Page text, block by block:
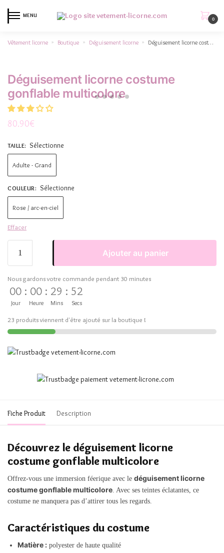
MENU
0
Vêtement licorne » Boutique » Déguisement licorne » Déguisement licorne costume gonflable multicolore
Déguisement licorne costume
gonflable multicolore
80.90€
TAILLE: Sélectionne
Adulte - Grand
COULEUR: Sélectionne
Rose / arc-en-ciel
Effacer
Ajouter au panier
Nous gardons votre commande pendant 30 minutes
00
Jour
: 00
Heure
: 29
Mins
: 52
Secs
23 produits viennent d'être ajouté sur la boutique !
Fiche Produit Description
Découvrez le déguisement licorne
costume gonflable multicolore
Offrez-vous une immersion féerique avec le déguisement licorne
costume gonflable multicolore. Avec ses teintes éclatantes, ce
costume ne manquera pas d’attirer tous les regards.
Caractéristiques du costume
Matière : polyester de haute qualité